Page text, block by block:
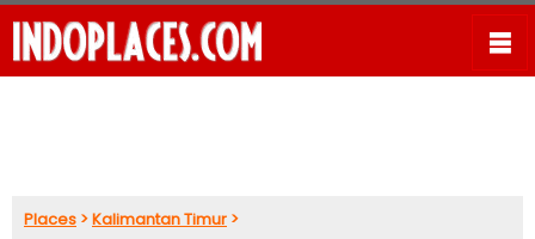
Places >Kalimantan Timur >